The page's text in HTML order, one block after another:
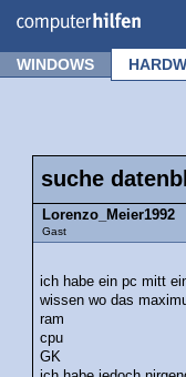
WINDOWS
suche
Lorenzo_Meier1992
Gast
ich habe ein pc mitt
wissen wo das
ram
cpu
GK